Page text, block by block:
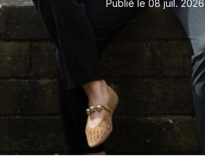
Publié le 08 juil. 2026